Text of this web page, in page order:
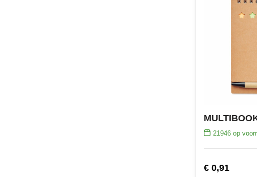
21946op
€ 0,91